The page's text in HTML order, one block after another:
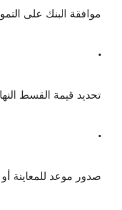
موافقة البنك على
تحديد قيمة القسط
صدور موعد للمعاينة أو